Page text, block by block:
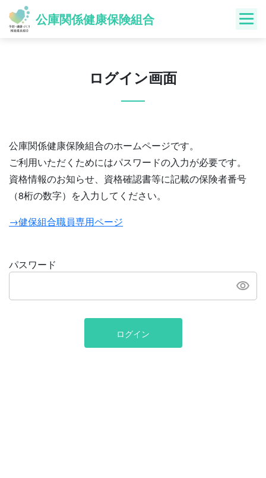
Skip
content
公庫関係健康保険組合
ログイン画面
公庫関係健康保険組合のホームページです。
ご利用いただくためにはパスワードの入力が必要です。
資格情報のお知らせ、資格確認書等に記載の保険者番号
（8桁の数字）を入力してください。
→健保組合職員専用ページ
パスワード
ログイン